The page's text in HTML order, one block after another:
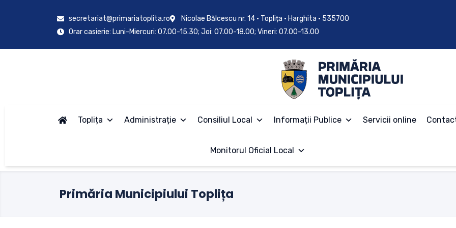
secretariat@primariatoplita.ro
Nicolae Bălcescu nr. 14 • Toplița • Harghita • 535700
Orar casierie: Luni-Miercuri: 07.00-15.30; Joi: 07.00-18.00; Vineri: 07.00-13.00
Toplița Administrație Consiliul Local Informații Publice Servicii online
Monitorul Oficial Local
Primăria Municipiului Toplița